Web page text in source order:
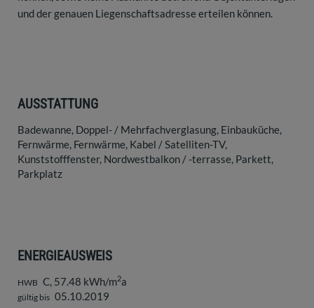
und der genauen Liegenschaftsadresse erteilen können.
AUSSTATTUNG
Badewanne Doppel- / Mehrfachverglasung Einbauküche
Fernwärme Fernwärme Kabel / Satelliten-TV
Kunststofffenster Nordwestbalkon / -terrasse Parkett
Parkplatz
ENERGIEAUSWEIS
HWB C, 57.48 kWh/m2a
gültig bis 05.10.2019